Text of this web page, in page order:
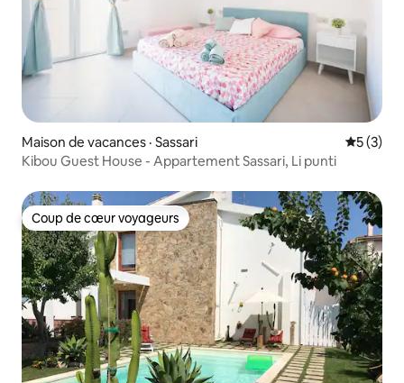
Maison de vacances · Sassari Note
5 (3)
Kibou Guest House - Appartement Sassari, Li punti
Coup de cœur voyageurs
Coup de cœur voyageurs